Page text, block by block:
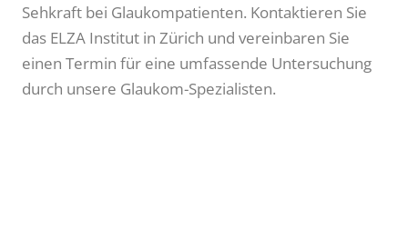
Sehkraft bei Glaukompatienten. Kontaktieren Sie
das ELZA Institut in Zürich und vereinbaren Sie
einen Termin für eine umfassende Untersuchung
durch unsere Glaukom-Spezialisten.